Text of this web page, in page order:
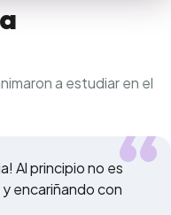
a estudiar en el
Al principio no es
encariñando con